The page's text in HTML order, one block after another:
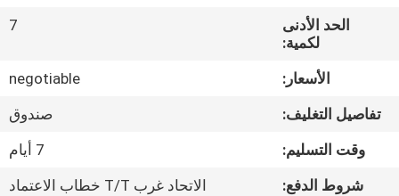
جولة
المعمل
رقابة
جودة
الحد الأدنى
لكمية:
7
الأسعار:
negotiable
تفاصيل التغليف:
صندوق
وقت التسليم:
7 أيام
شروط الدفع:
الاتحاد غرب T/T خطاب الاعتماد